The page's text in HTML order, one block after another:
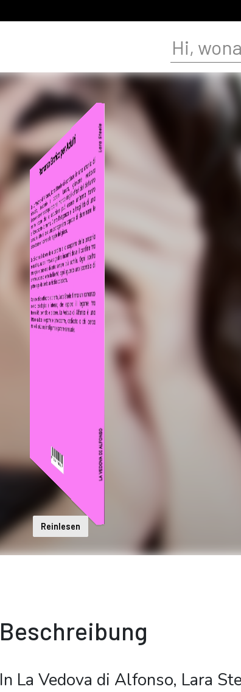
Reinlesen
Beschreibung
In La Vedova di Alfonso, Lara